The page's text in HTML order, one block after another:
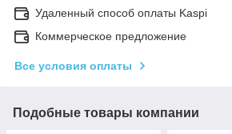
Удаленный способ оплаты Kaspi
Коммерческое предложение
Все условия оплаты
Подобные товары компании